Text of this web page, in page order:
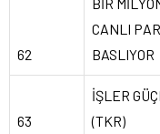
62
CANLI
BASLIYOR
63
İŞLER
(TKR)